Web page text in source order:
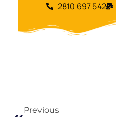
2810 697 542
Previous